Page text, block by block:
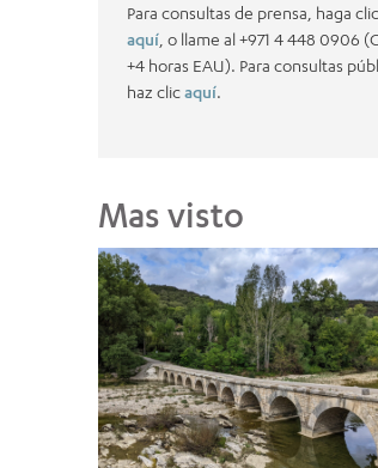
Para consultas de prensa, haga clic
aquí , o llame al +971 4 448 0906
+4 horas EAU). Para consultas
haz clicaquí.
Mas visto